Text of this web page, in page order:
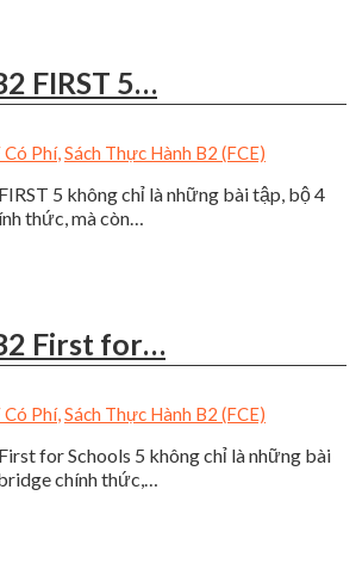
FIRST 5…
Có Phí,Sách Thực Hành B2 (FCE)
5 không chỉ là những bài tập, bộ 4
thức, mà còn…
First for…
Có Phí,Sách Thực Hành B2 (FCE)
for Schools 5 không chỉ là những bài
chính thức,…